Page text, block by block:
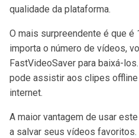
qualidade da plataforma.
O mais surpreendente é que é
importa o número de vídeos,
FastVideoSaver para baixá-
pode assistir aos clipes offline
internet.
A maior vantagem de usar
a salvar seus vídeos favoritos.